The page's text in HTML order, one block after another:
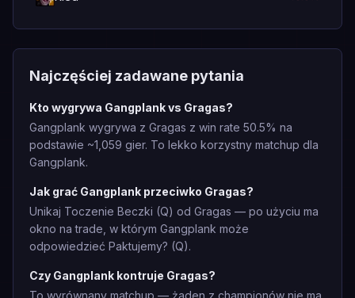
Najczęściej zadawane pytania
Kto wygrywa Gangplank vs Gragas?
Gangplank wygrywa z Gragas z win rate 50.5% na
podstawie ~1,059 gier. To lekko korzystny matchup dla
Gangplank.
Jak grać Gangplank przeciwko Gragas?
Unikaj Toczenie Beczki (Q) od Gragas — po użyciu ma
okno na trade, w którym Gangplank może
odpowiedzieć Paktujemy? (Q).
Czy Gangplank kontruje Gragas?
To wyrównany matchup — żaden z championów nie ma